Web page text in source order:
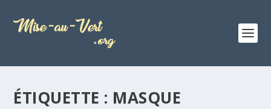
ÉTIQUETTE : MASQUE